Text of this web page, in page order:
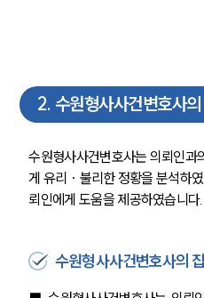
2. 수원형사사건변호사
수원형사사건변호사는 의뢰인과
게 유리 · 불리한 정황을 분석하
뢰인에게 도움을 제공하였습니다.
수원형사사건변호사의